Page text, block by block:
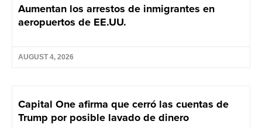
Aumentan los arrestos de inmigrantes en
aeropuertos de EE.UU.
AUGUST 4, 2026
Capital One afirma que cerró las cuentas de
Trump por posible lavado de dinero